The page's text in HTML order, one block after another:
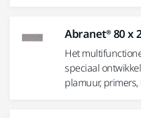
Abranet® 80 x
Het
speciaal
plamuur, primers,